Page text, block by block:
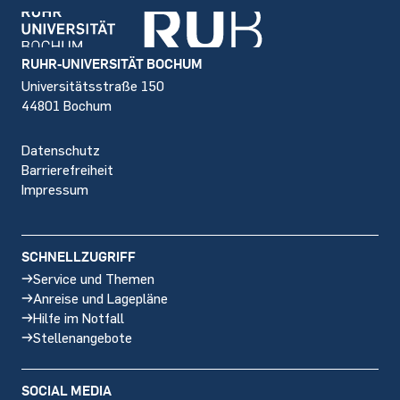
Footer
RUHR-UNIVERSITÄT BOCHUM
Universitätsstraße 150
44801 Bochum
Datenschutz
Barrierefreiheit
Impressum
SCHNELLZUGRIFF
Service und Themen
Anreise und Lagepläne
Hilfe im Notfall
Stellenangebote
SOCIAL MEDIA